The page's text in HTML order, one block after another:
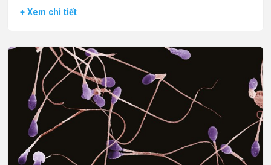
+ Xem chi tiết